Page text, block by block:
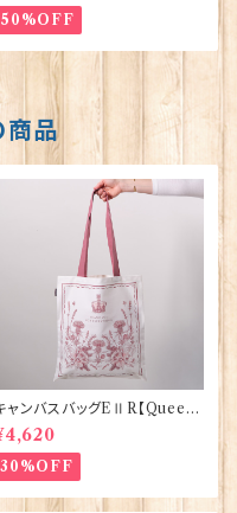
50%OFF
商品
ャンバスバッグEⅡR【Queen
Commemorativ
】Victoria Eggs 90332
30%OFF